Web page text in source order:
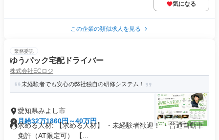
気になる
この企業の類似求人を見る
業務委託
ゆうパック宅配ドライバー
株式会社ECロジ
未経験者でも安心の弊社独自の研修システム！
愛知県みよし市
月給32万1860円～40万円
求める人材: 【求める人材】 ・未経験者歓迎！ ・普通自動車
免許（AT限定可） 【...